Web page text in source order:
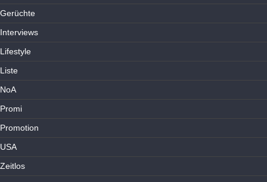
Gerüchte
Interviews
Lifestyle
Liste
NoA
Promi
Promotion
USA
Zeitlos